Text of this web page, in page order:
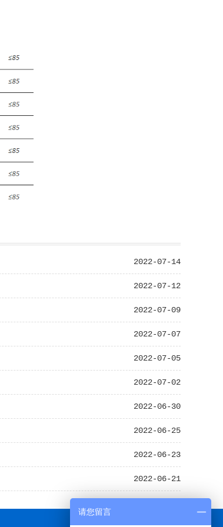
2022-07-14
2022-07-12
2022-07-09
2022-07-07
2022-07-05
2022-07-02
2022-06-30
2022-06-25
2022-06-23
2022-06-21
请您留言